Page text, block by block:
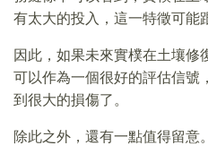
有太大的投入，這一特徵可能
因此，如果未來實樸在土壤修
可以作為一個很好的評估信號
到很大的損傷了。
除此之外，還有一點值得留意。